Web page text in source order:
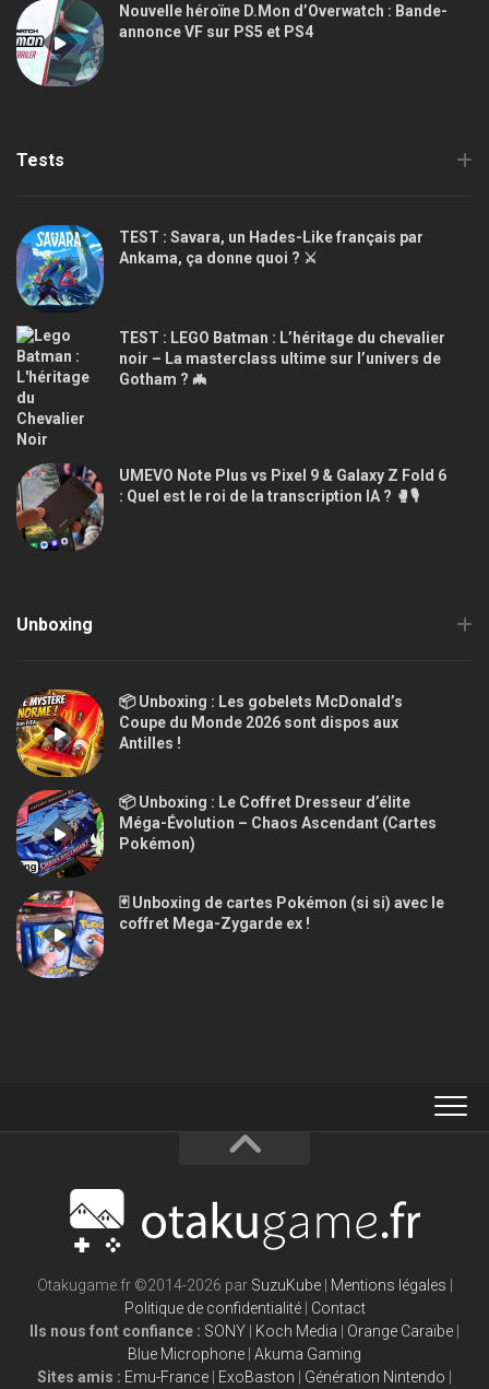
Nouvelle héroïne D.Mon d’Overwatch : Bande-
annonce VF sur PS5 et PS4
Tests
TEST : Savara, un Hades-Like français par
Ankama, ça donne quoi ? ⚔️
TEST : LEGO Batman : L’héritage du chevalier
noir – La masterclass ultime sur l’univers de
Gotham ? 🦇
UMEVO Note Plus vs Pixel 9 & Galaxy Z Fold 6
: Quel est le roi de la transcription IA ? 🥊🎙️
Unboxing
📦 Unboxing : Les gobelets McDonald’s
Coupe du Monde 2026 sont dispos aux
Antilles !
📦 Unboxing : Le Coffret Dresseur d’élite
Méga-Évolution – Chaos Ascendant (Cartes
Pokémon)
🃏 Unboxing de cartes Pokémon (si si) avec le
coffret Mega-Zygarde ex !
Otakugame.fr ©2014-2026 par SuzuKube| Mentions légales
Politique de confidentialité| Contact
Ils nous font confiance : SONY Koch Media Orange Caraïbe
Blue Microphone Akuma Gaming
Sites amis : Emu-France ExoBaston Génération Nintendo